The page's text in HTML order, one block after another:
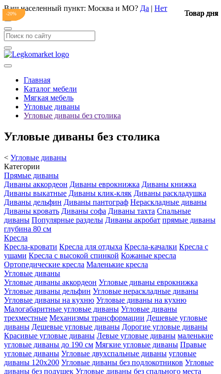
Ваш населенный пункт: Москва и МО? Да | Нет
Главная
Каталог мебели
Мягкая мебель
Угловые диваны
Угловые диваны без столика
Угловые диваны без столика
< Угловые диваны
Категории
Прямые диваны
Диваны аккордеон Диваны еврокнижка Диваны книжка
Диваны выкатные Диваны клик-кляк Диваны раскладушка
Диваны дельфин Диваны пантограф Нераскладные диваны
Диваны кровать Диваны софа Диваны тахта Спальные
диваны Популярные разделы Диваны акробат прямые диваны
глубина 80 см
Кресла
Кресла-кровати Кресла для отдыха Кресла-качалки Кресла с
ушами Кресла с высокой спинкой Кожаные кресла
Ортопедические кресла Маленькие кресла
Угловые диваны
Угловые диваны аккордеон Угловые диваны еврокнижка
Угловые диваны дельфин Угловые нераскладные диваны
Угловые диваны на кухню Угловые диваны на кухню
Малогабаритные угловые диваны Угловые диваны
трехместные Механизмы трансформации Дешевые угловые
диваны Дешевые угловые диваны Дорогие угловые диваны
Красивые угловые диваны Левые угловые диваны маленькие
угловые диваны до 190 см Мягкие угловые диваны Правые
угловые диваны Угловые двухспальные диваны угловые
диваны 120х200 Угловые диваны без подлокотников Угловые
диваны без подушек Угловые диваны без спального места
-20% Товар дня
-20% Товар дня
-20% Товар дня
-20% Товар дня
-20% Товар дня
-20% Товар дня
-20% Товар дня
-20% Товар дня
-20% Товар дня